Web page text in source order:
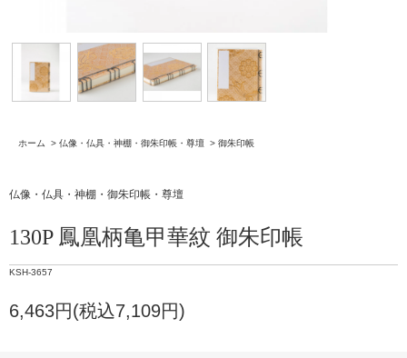
ホーム > 仏像・仏具・神棚・御朱印帳・尊壇 > 御朱印帳
仏像・仏具・神棚・御朱印帳・尊壇
130P 鳳凰柄亀甲華紋 御朱印帳
KSH-3657
6,463円(税込7,109円)